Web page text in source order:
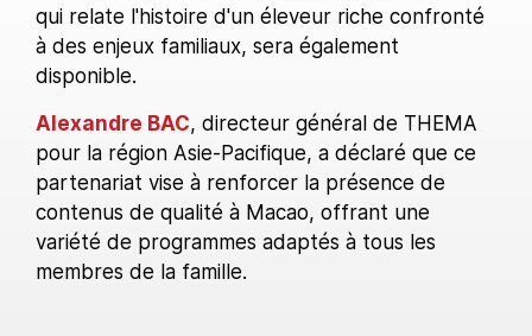
qui relate l'histoire d'un éleveur riche confronté
à des enjeux familiaux, sera également
disponible.
Alexandre BAC, directeur général de THEMA
pour la région Asie-Pacifique, a déclaré que ce
partenariat vise à renforcer la présence de
contenus de qualité à Macao, offrant une
variété de programmes adaptés à tous les
membres de la famille.